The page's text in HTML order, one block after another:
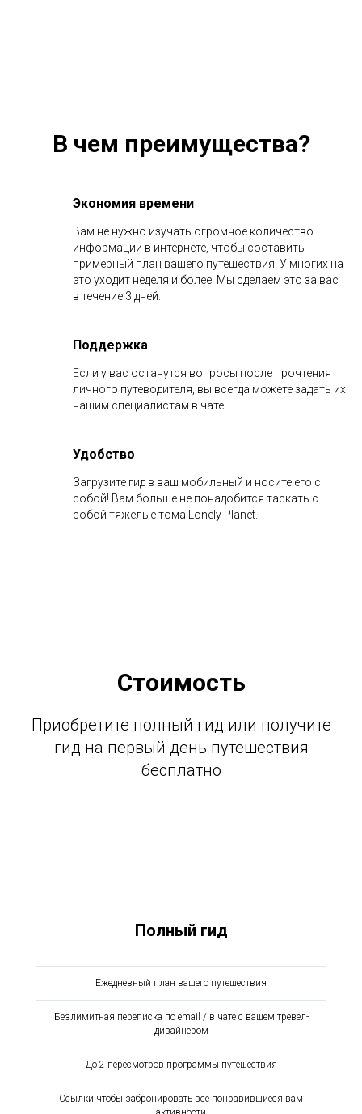
В чем преимущества?
Экономия времени
Вам не нужно изучать огромное количество
информации в интернете, чтобы составить
примерный план вашего путешествия. У многих на
это уходит неделя и более. Мы сделаем это за вас
в течение 3 дней.
Поддержка
Если у вас останутся вопросы после прочтения
личного путеводителя, вы всегда можете задать их
нашим специалистам в чате
Удобство
Загрузите гид в ваш мобильный и носите его с
собой! Вам больше не понадобится таскать с
собой тяжелые тома Lonely Planet.
Стоимость
Приобретите полный гид или получите
гид на первый день путешествия
бесплатно
Полный гид
Ежедневный план вашего путешествия
Безлимитная переписка по email / в чате с вашем тревел-
дизайнером
До 2 пересмотров программы путешествия
Ссылки чтобы забронировать все понравившиеся вам